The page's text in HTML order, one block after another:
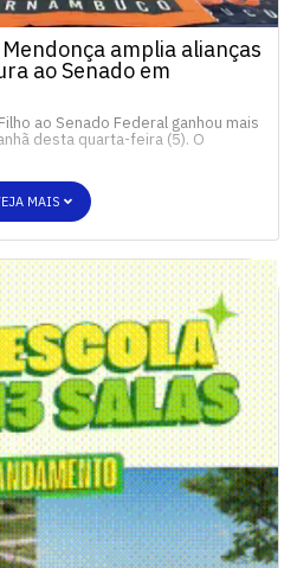
Mendonça amplia alianças
ao Senado em
ao Senado Federal ganhou mais
desta quarta-feira (5). O
MAIS